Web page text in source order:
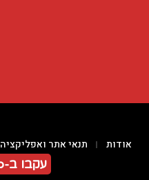
אודות תנאי אתר ואפליקציה
עקבו ב-WhatsApp